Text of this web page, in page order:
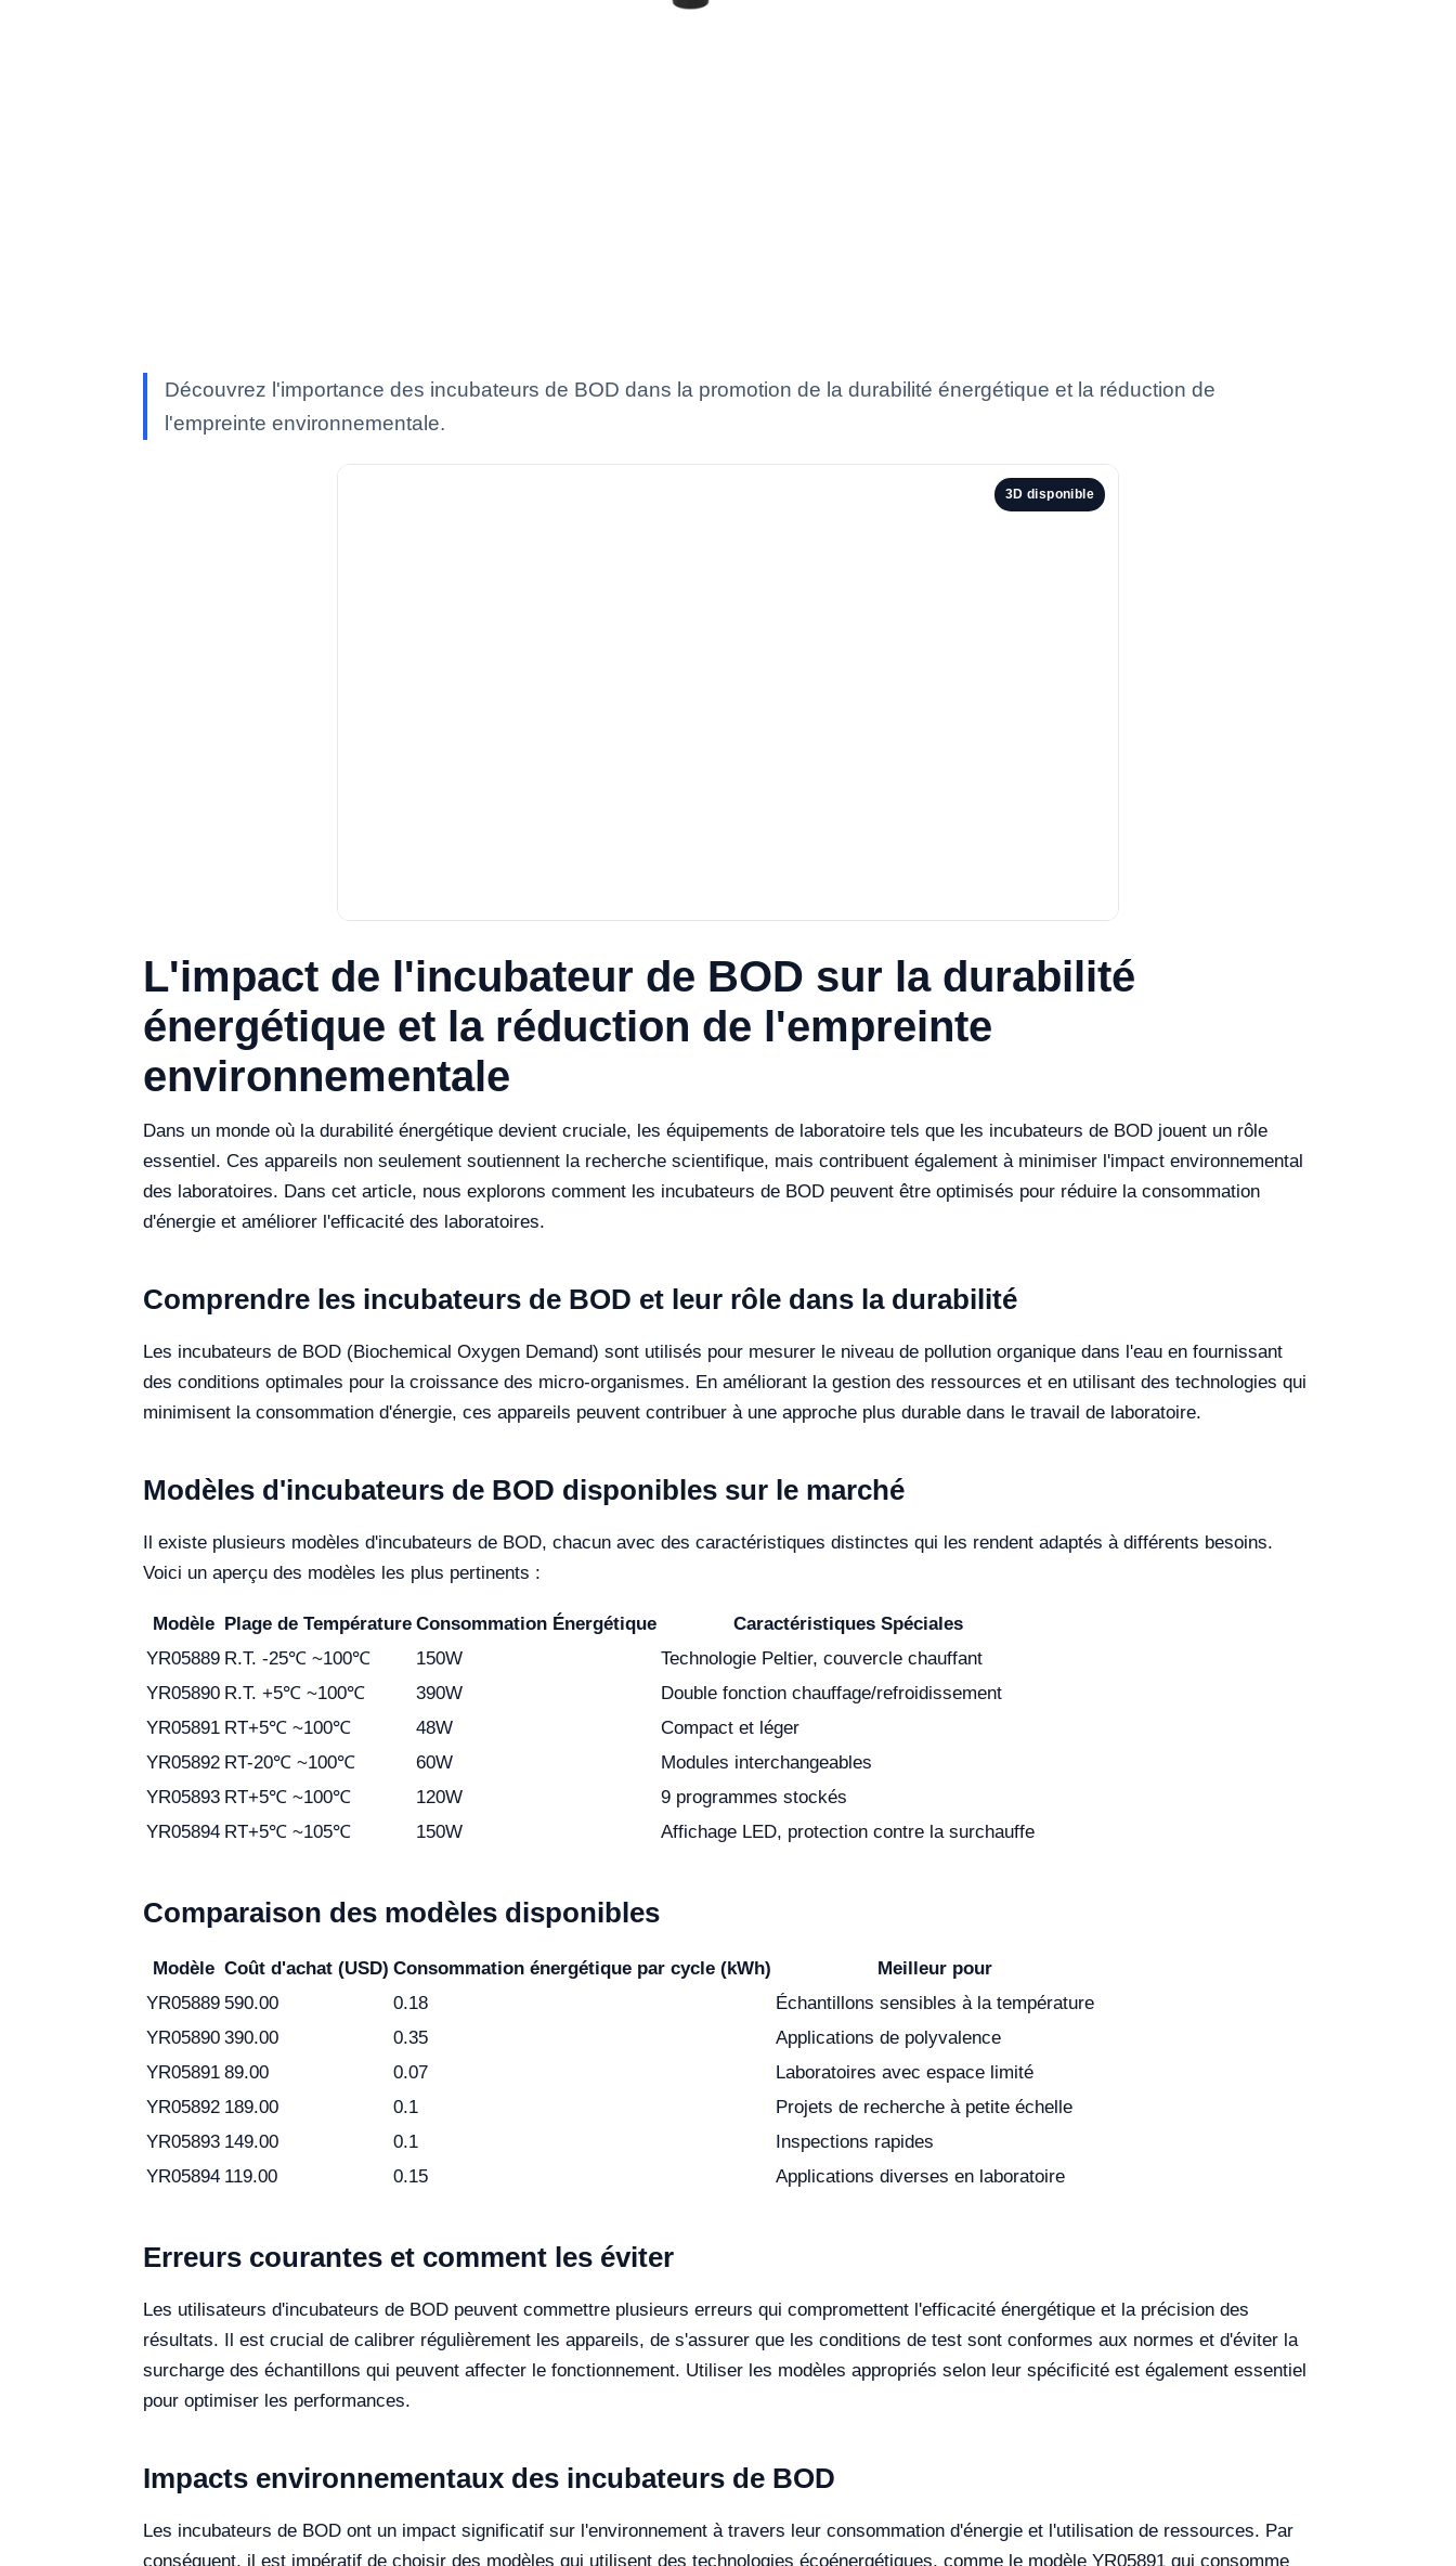
Découvrez l'importance des incubateurs de BOD dans la promotion de la durabilité énergétique et la réduction de
l'empreinte environnementale.
3D disponible
L'impact de l'incubateur de BOD sur la durabilité
énergétique et la réduction de l'empreinte
environnementale
Dans un monde où la durabilité énergétique devient cruciale, les équipements de laboratoire tels que les incubateurs de BOD jouent un rôle
essentiel. Ces appareils non seulement soutiennent la recherche scientifique, mais contribuent également à minimiser l'impact environnemental
des laboratoires. Dans cet article, nous explorons comment les incubateurs de BOD peuvent être optimisés pour réduire la consommation
d'énergie et améliorer l'efficacité des laboratoires.
Comprendre les incubateurs de BOD et leur rôle dans la durabilité
Les incubateurs de BOD (Biochemical Oxygen Demand) sont utilisés pour mesurer le niveau de pollution organique dans l'eau en fournissant
des conditions optimales pour la croissance des micro-organismes. En améliorant la gestion des ressources et en utilisant des technologies qui
minimisent la consommation d'énergie, ces appareils peuvent contribuer à une approche plus durable dans le travail de laboratoire.
Modèles d'incubateurs de BOD disponibles sur le marché
Il existe plusieurs modèles d'incubateurs de BOD, chacun avec des caractéristiques distinctes qui les rendent adaptés à différents besoins.
Voici un aperçu des modèles les plus pertinents :
Modèle Plage de Température Consommation Énergétique
Caractéristiques Spéciales
YR05889 R.T. -25℃ ~100℃ 150W
Technologie Peltier, couvercle chauffant
YR05890 R.T. +5℃ ~100℃ 390W
Double fonction chauffage/refroidissement
YR05891 RT+5℃ ~100℃ 48W
Compact et léger
YR05892 RT-20℃ ~100℃ 60W
Modules interchangeables
YR05893 RT+5℃ ~100℃ 120W
9 programmes stockés
YR05894 RT+5℃ ~105℃ 150W Affichage LED, protection contre la surchauffe
Comparaison des modèles disponibles
Modèle Coût d'achat (USD) Consommation énergétique par cycle (kWh)
Meilleur pour
YR05889 590.00 0.18
Échantillons sensibles à la température
YR05890 390.00 0.35
Applications de polyvalence
YR05891 89.00 0.07
Laboratoires avec espace limité
YR05892 189.00 0.1
Projets de recherche à petite échelle
YR05893 149.00 0.1
Inspections rapides
YR05894 119.00 0.15 Applications diverses en laboratoire
Erreurs courantes et comment les éviter
Les utilisateurs d'incubateurs de BOD peuvent commettre plusieurs erreurs qui compromettent l'efficacité énergétique et la précision des
résultats. Il est crucial de calibrer régulièrement les appareils, de s'assurer que les conditions de test sont conformes aux normes et d'éviter la
surcharge des échantillons qui peuvent affecter le fonctionnement. Utiliser les modèles appropriés selon leur spécificité est également essentiel
pour optimiser les performances.
Impacts environnementaux des incubateurs de BOD
Les incubateurs de BOD ont un impact significatif sur l'environnement à travers leur consommation d'énergie et l'utilisation de ressources. Par
conséquent, il est impératif de choisir des modèles qui utilisent des technologies écoénergétiques, comme le modèle YR05891 qui consomme